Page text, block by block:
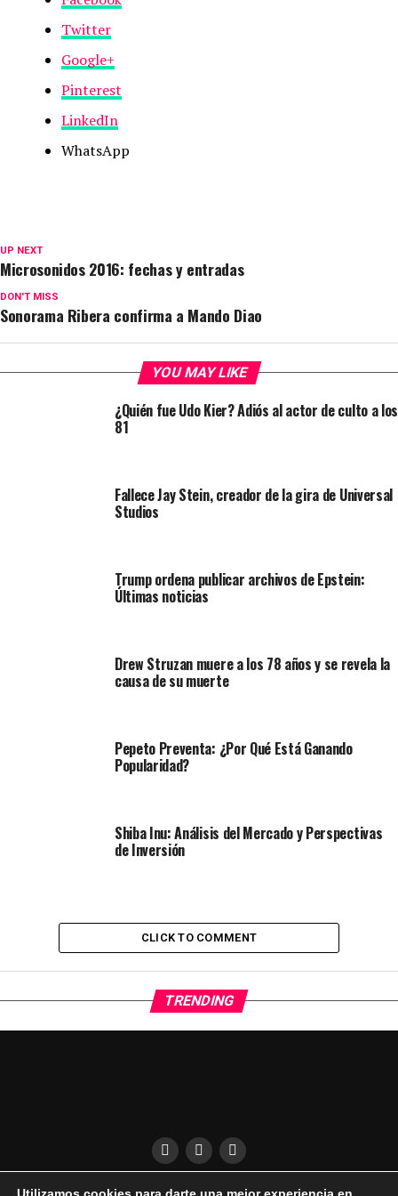
Twitter
Google+
Pinterest
LinkedIn
WhatsApp
UP NEXT
Microsonidos 2016: fechas y entradas
DON'T MISS
Sonorama Ribera confirma a Mando Diao
YOU MAY LIKE
¿Quién fue Udo Kier? Adiós al actor de culto a los
81
Fallece Jay Stein, creador de la gira de Universal
Studios
Trump ordena publicar archivos de Epstein:
Últimas noticias
Drew Struzan muere a los 78 años y se revela la
causa de su muerte
Pepeto Preventa: ¿Por Qué Está Ganando
Popularidad?
Shiba Inu: Análisis del Mercado y Perspectivas
de Inversión
CLICK TO COMMENT
TRENDING